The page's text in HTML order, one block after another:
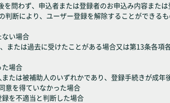
問わず、申込者または登録者のお申込み内容また
断により、ユーザー登録を解除することができるも
い場合
または過去に受けたことがある場合又は第13条各項
た場合
たは被補助人のいずれかであり、登録手続きが成年
意を得ていなかった場合
を不適当と判断した場合